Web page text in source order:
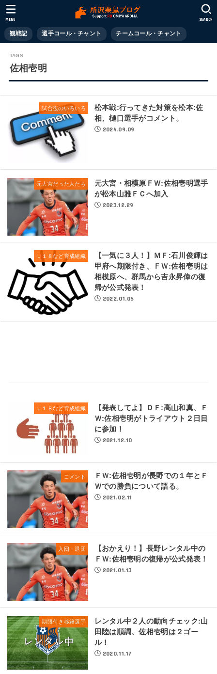
観戦記 選手コール・チャント チームコール・チャント
SEARCH
MENU
佐相壱明
試合後のいろいろ
松本戦:行ってきた対策を松本:佐
相、樋口選手がコメント。
2024.09.09
元大宮だった人たち
元大宮・相模原ＦＷ:佐相壱明選手
が松本山雅ＦＣへ加入
2023.12.29
Ｕ１８など育成組織
【一気に３人！】ＭＦ:石川俊輝は
甲府へ期限付き、ＦＷ:佐相壱明は
相模原へ、群馬から吉永昇偉の復
帰が公式発表！
2022.01.05
Ｕ１８など育成組織
【発表してよ】ＤＦ:高山和真、Ｆ
Ｗ:佐相壱明がトライアウト２日目
に参加！
2021.12.10
コメント
ＦＷ:佐相壱明が長野での１年とＦ
Ｗでの勝負について語る。
2021.02.11
入団・退団
【おかえり！】長野レンタル中の
ＦＷ:佐相壱明の復帰が公式発表！
2021.01.13
期限付き移籍選手
レンタル中２人の動向チェック:山
田陸は順調、佐相壱明は２ゴー
ル！
2020.11.17